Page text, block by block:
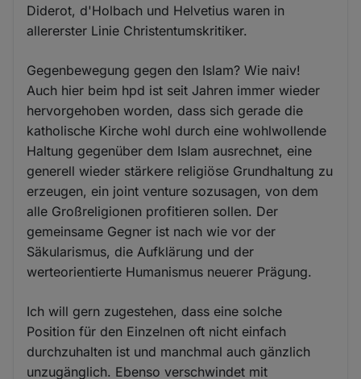
Diderot, d'Holbach und Helvetius waren in
allererster Linie Christentumskritiker.
Gegenbewegung gegen den Islam? Wie naiv!
Auch hier beim hpd ist seit Jahren immer wieder
hervorgehoben worden, dass sich gerade die
katholische Kirche wohl durch eine wohlwollende
Haltung gegenüber dem Islam ausrechnet, eine
generell wieder stärkere religiöse Grundhaltung zu
erzeugen, ein joint venture sozusagen, von dem
alle Großreligionen profitieren sollen. Der
gemeinsame Gegner ist nach wie vor der
Säkularismus, die Aufklärung und der
werteorientierte Humanismus neuerer Prägung.
Ich will gern zugestehen, dass eine solche
Position für den Einzelnen oft nicht einfach
durchzuhalten ist und manchmal auch gänzlich
unzugänglich. Ebenso verschwindet mit